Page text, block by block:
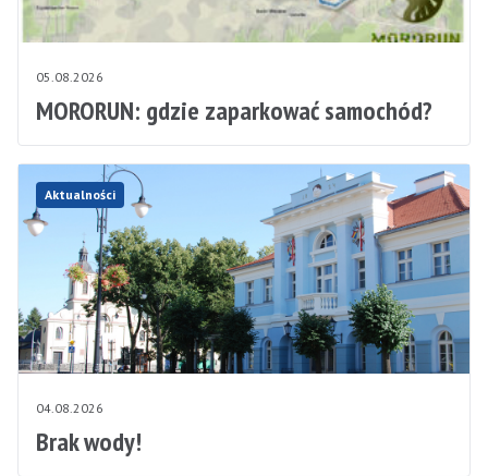
05.08.2026
MORORUN: gdzie zaparkować samochód?
Aktualności
04.08.2026
Brak wody!